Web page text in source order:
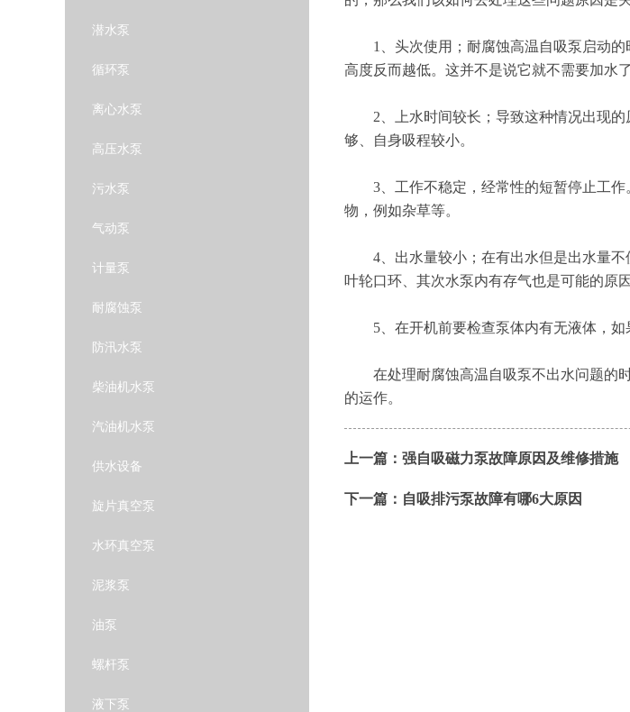
潜水泵
循环泵
离心水泵
高压水泵
污水泵
气动泵
计量泵
耐腐蚀泵
防汛水泵
柴油机水泵
汽油机水泵
供水设备
旋片真空泵
水环真空泵
泥浆泵
油泵
螺杆泵
液下泵
1、头次使用；耐腐蚀高温自吸泵启动的
高度反而越低。这并不是说它就不需要加水
2、上水时间较长；导致这种情况出现的
够、自身吸程较小。
3、工作不稳定，经常性的短暂停止工作
物，例如杂草等。
4、出水量较小；在有出水但是出水量不
叶轮口环、其次水泵内有存气也是可能的原
5、在开机前要检查泵体内有无液体，如
在处理耐腐蚀高温自吸泵不出水问题的时
的运作。
上一篇： 强自吸磁力泵故障原因及维修措施
下一篇： 自吸排污泵故障有哪6大原因